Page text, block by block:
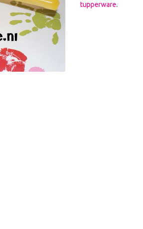
tupperware.